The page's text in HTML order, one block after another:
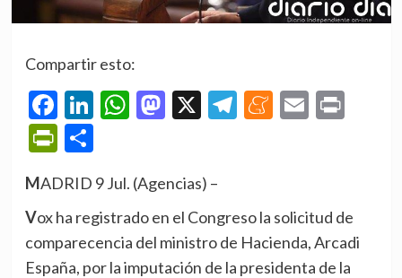
Compartir esto:
Facebook
LinkedIn
WhatsApp
Mastodon
X Telegram
Meneame
Email
PrintFriendly
Compartir
MADRID 9 Jul. (Agencias) –
Vox ha registrado en el Congreso la solicitud de
comparecencia del ministro de Hacienda, Arcadi
España, por la imputación de la presidenta de la